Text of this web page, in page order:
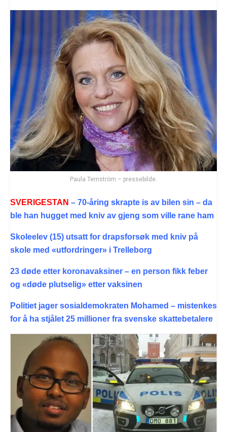
Paula Ternström – pressebilde.
SVERIGESTAN – 70-åring skrapte is av bilen sin – da
ble han hugget med kniv av gjeng som ville rane ham
Skoleelev (15) utsatt for drapsforsøk med kniv på
skole med «utfordringer» i Trelleborg
23 døde etter koronavaksiner – en person fikk feber
og «døde plutselig» etter vaksinen
Politiet jager sosialdemokraten Mohamed – mistenkes
for å ha stjålet 25 millioner fra svenske skattebetalere